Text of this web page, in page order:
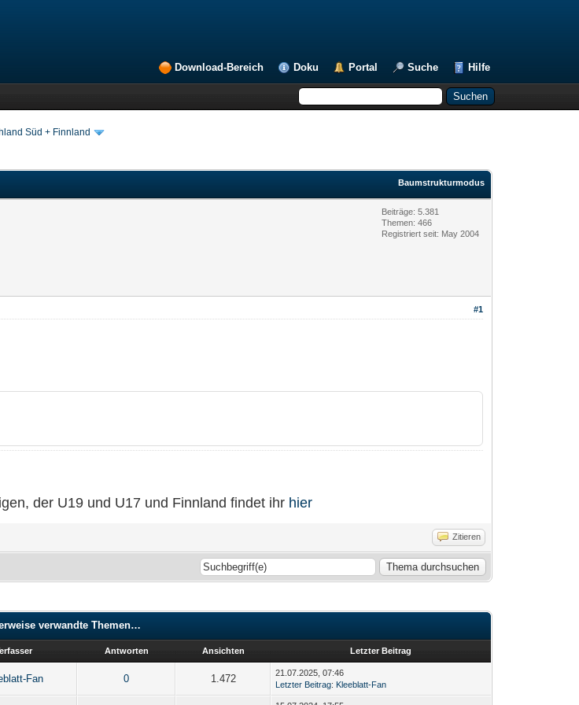
Download-Bereich Doku Portal Suche Hilfe
Süd + Finnland
Baumstrukturmodus
Beiträge: 5.381
Themen: 466
Registriert seit: May 2004
#1
der U19 und U17 und Finnland findet ihr hier
Zitieren
verwandte Themen…
Antworten Ansichten Letzter Beitrag
Fan 0 1.472
21.07.2025, 07:46
Letzter Beitrag: Kleeblatt-Fan